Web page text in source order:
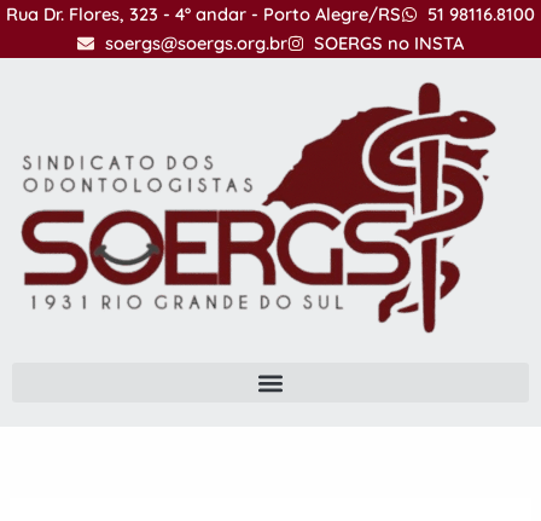
IrRua Dr. Flores, 323 - 4º andar - Porto Alegre/RS
51 98116.8100
soergs@soergs.org.br
SOERGS no INSTA